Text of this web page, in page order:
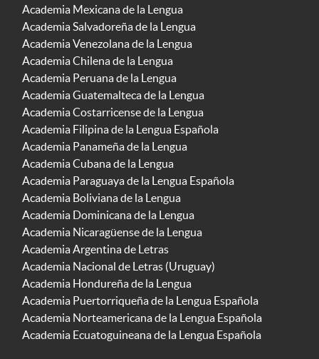
Academia Mexicana de la Lengua
Academia Salvadoreña de la Lengua
Academia Venezolana de la Lengua
Academia Chilena de la Lengua
Academia Peruana de la Lengua
Academia Guatemalteca de la Lengua
Academia Costarricense de la Lengua
Academia Filipina de la Lengua Española
Academia Panameña de la Lengua
Academia Cubana de la Lengua
Academia Paraguaya de la Lengua Española
Academia Boliviana de la Lengua
Academia Dominicana de la Lengua
Academia Nicaragüense de la Lengua
Academia Argentina de Letras
Academia Nacional de Letras (Uruguay)
Academia Hondureña de la Lengua
Academia Puertorriqueña de la Lengua Española
Academia Norteamericana de la Lengua Española
Academia Ecuatoguineana de la Lengua Española